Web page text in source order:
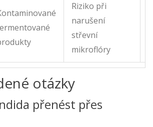
Riziko při
narušení
střevní
mikroflóry
otázky
přenést přes